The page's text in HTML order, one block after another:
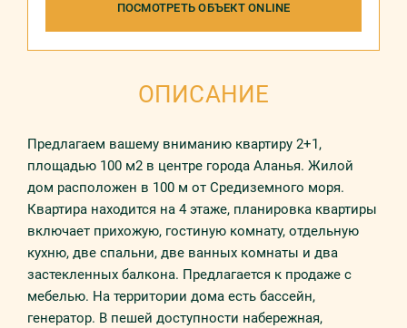
ПОСМОТРЕТЬ ОБЪЕКТ ONLINE
ОПИСАНИЕ
Предлагаем вашему вниманию квартиру 2+1,
площадью 100 м2 в центре города Аланья. Жилой
дом расположен в 100 м от Средиземного моря.
Квартира находится на 4 этаже, планировка квартиры
включает прихожую, гостиную комнату, отдельную
кухню, две спальни, две ванных комнаты и два
застекленных балкона. Предлагается к продаже с
мебелью. На территории дома есть бассейн,
генератор. В пешей доступности набережная,